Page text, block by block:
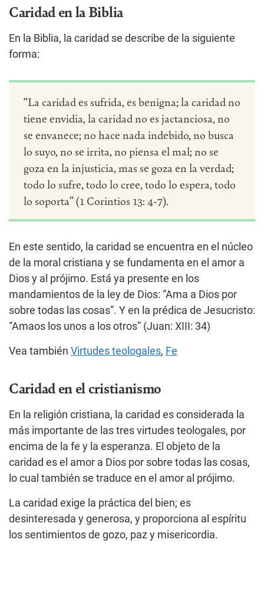
Caridad en la Biblia
En la Biblia, la caridad se describe de la siguiente
forma:
“La caridad es sufrida, es benigna; la caridad no
tiene envidia, la caridad no es jactanciosa, no
se envanece; no hace nada indebido, no busca
lo suyo, no se irrita, no piensa el mal; no se
goza en la injusticia, mas se goza en la verdad;
todo lo sufre, todo lo cree, todo lo espera, todo
lo soporta” (1 Corintios 13: 4-7).
En este sentido, la caridad se encuentra en el núcleo
de la moral cristiana y se fundamenta en el amor a
Dios y al prójimo. Está ya presente en los
mandamientos de la ley de Dios: “Ama a Dios por
sobre todas las cosas”. Y en la prédica de Jesucristo:
“Amaos los unos a los otros” (Juan: XIII: 34)
Vea también Virtudes teologales, Fe
Caridad en el cristianismo
En la religión cristiana, la caridad es considerada la
más importante de las tres virtudes teologales, por
encima de la fe y la esperanza. El objeto de la
caridad es el amor a Dios por sobre todas las cosas,
lo cual también se traduce en el amor al prójimo.
La caridad exige la práctica del bien; es
desinteresada y generosa, y proporciona al espíritu
los sentimientos de gozo, paz y misericordia.